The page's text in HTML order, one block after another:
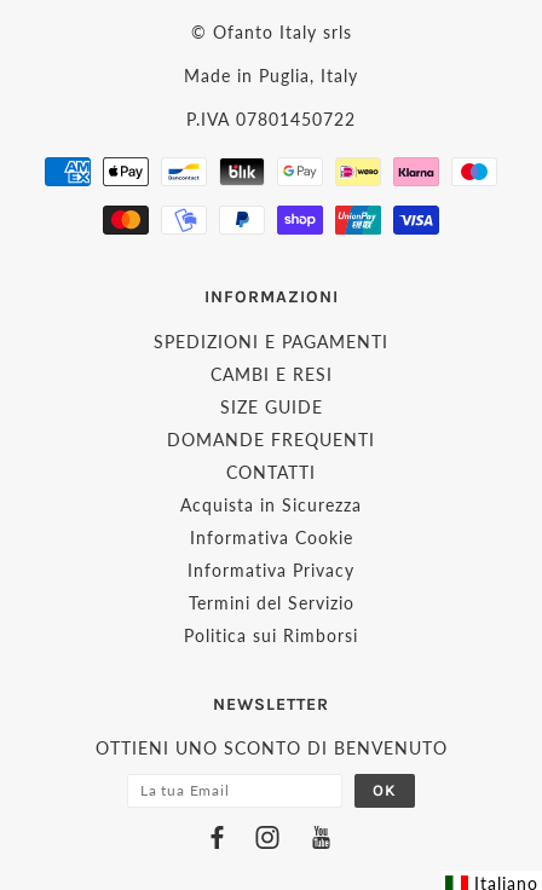
© Ofanto Italy srls
Made in Puglia, Italy
P.IVA 07801450722
INFORMAZIONI
SPEDIZIONI E PAGAMENTI
CAMBI E RESI
SIZE GUIDE
DOMANDE FREQUENTI
CONTATTI
Acquista in Sicurezza
Informativa Cookie
Informativa Privacy
Termini del Servizio
Politica sui Rimborsi
NEWSLETTER
OTTIENI UNO SCONTO DI BENVENUTO
Italiano